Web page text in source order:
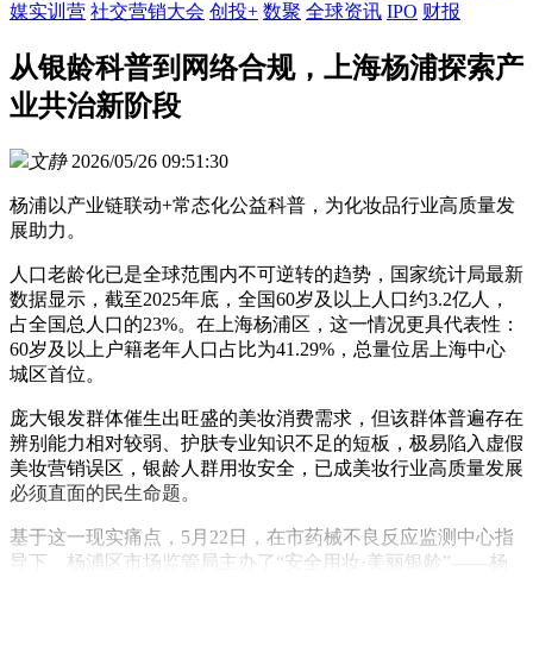
媒实训营 社交营销大会 创投+ 数聚 全球资讯 IPO 财报
从银龄科普到网络合规，上海杨浦探索产
业共治新阶段
文静 2026/05/26 09:51:30
杨浦以产业链联动+常态化公益科普，为化妆品行业高质量发
展助力。
人口老龄化已是全球范围内不可逆转的趋势，国家统计局最新
数据显示，截至2025年底，全国60岁及以上人口约3.2亿人，
占全国总人口的23%。在上海杨浦区，这一情况更具代表性：
60岁及以上户籍老年人口占比为41.29%，总量位居上海中心
城区首位。
庞大银发群体催生出旺盛的美妆消费需求，但该群体普遍存在
辨别能力相对较弱、护肤专业知识不足的短板，极易陷入虚假
美妆营销误区，银龄人群用妆安全，已成美妆行业高质量发展
必须直面的民生命题。
基于这一现实痛点，5月22日，在市药械不良反应监测中心指
导下，杨浦区市场监管局主办了“安全用妆·美丽银龄”——杨